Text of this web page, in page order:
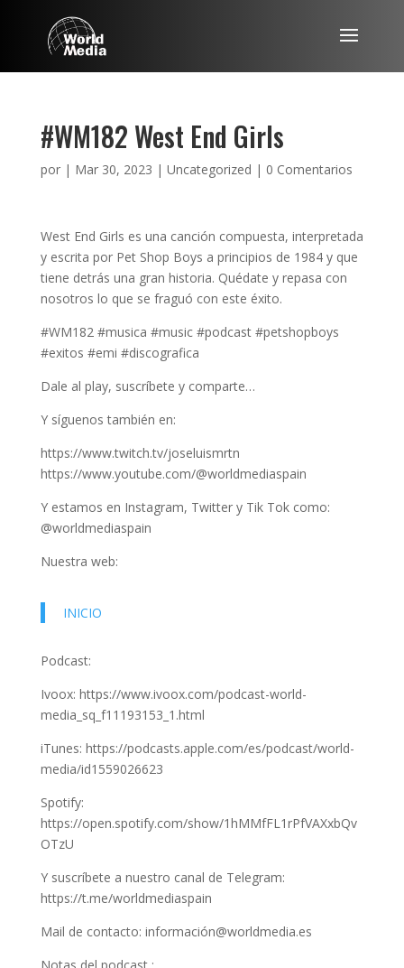
#WM182 West End Girls
por | Mar 30, 2023 | Uncategorized | 0 Comentarios
West End Girls es una canción compuesta, interpretada
y escrita por Pet Shop Boys a principios de 1984 y que
tiene detrás una gran historia. Quédate y repasa con
nosotros lo que se fraguó con este éxito.
#WM182 #musica #music #podcast #petshopboys
#exitos #emi #discografica
Dale al play, suscríbete y comparte…
Y síguenos también en:
https://www.twitch.tv/joseluismrtn
https://www.youtube.com/@worldmediaspain
Y estamos en Instagram, Twitter y Tik Tok como:
@worldmediaspain
Nuestra web:
INICIO
Podcast:
Ivoox: https://www.ivoox.com/podcast-world-
media_sq_f11193153_1.html
iTunes: https://podcasts.apple.com/es/podcast/world-
media/id1559026623
Spotify:
https://open.spotify.com/show/1hMMfFL1rPfVAXxbQv
OTzU
Y suscríbete a nuestro canal de Telegram:
https://t.me/worldmediaspain
Mail de contacto: información@worldmedia.es